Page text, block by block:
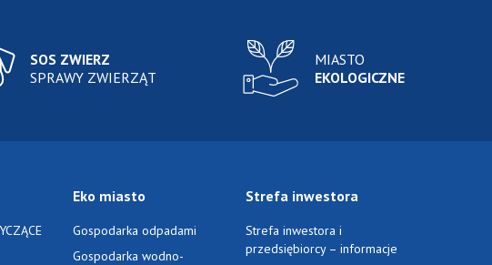
SOS ZWIERZ
SPRAWY ZWIERZĄT
MIASTO
EKOLOGICZNE
Eko miasto
Gospodarka odpadami
Gospodarka wodno-
Strefa inwestora
Strefa inwestora i
przedsiębiorcy – informacje